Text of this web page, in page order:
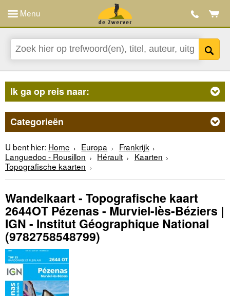
Menu
Ik ga op reis naar:
Categorieën
U bent hier: Home Europa
Frankrijk
Languedoc - Rousillon
Hérault
Kaarten
Topografische kaarten
Wandelkaart - Topografische kaart
2644OT Pézenas - Murviel-lès-Béziers |
IGN - Institut Géographique National
(9782758548799)